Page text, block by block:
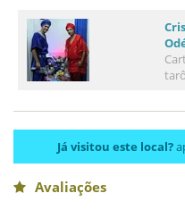
tarô
Já visitou este local?
Avaliações